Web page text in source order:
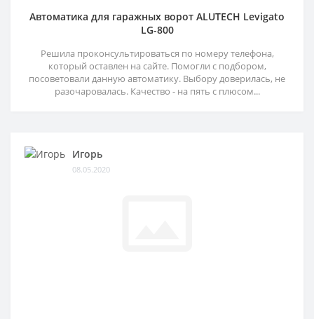
Автоматика для гаражных ворот ALUTECH Levigato
LG-800
Решила проконсультироваться по номеру телефона,
который оставлен на сайте. Помогли с подбором,
посоветовали данную автоматику. Выбору доверилась, не
разочаровалась. Качество - на пять с плюсом...
Игорь
08.05.2020